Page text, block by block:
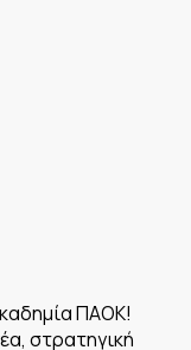
ΠΑΟΚ!
στρατηγική